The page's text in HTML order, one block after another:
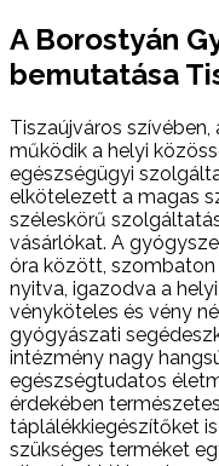
A Borostyán
bemutatása
Tiszaújváros szívében,
működik a helyi
egészségügyi
elkötelezett a magas
széleskörű
vásárlókat. A
óra között,
nyitva, igazodva a
vényköteles és vény
gyógyászati
intézmény nagy
egészségtudatos
érdekében
táplálékkiegészítőket
szükséges terméket